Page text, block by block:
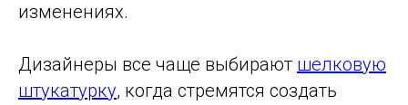
изменениях.
Дизайнеры все чаще выбирают шелковую
штукатурку, когда стремятся создать